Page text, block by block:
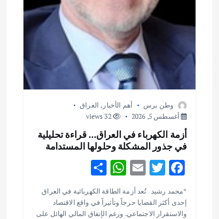
وطن برس أهم الأخبار , العراق
أغسطس 5, 2026
32 views
أزمة الكهرباء في العراق… قراءة تحليلية
في جذور المشكلة وحلولها المستدامة
F
e
b
T
w
it
te
E
m
ai
l
W
h
at
s
S
h
ar
e
*محمد رشيد تُعد أزمة الطاقة الكهربائية في العراق
إحدى أكثر القضايا حرجاً وتأثيراً في واقع الاقتصاد
والاستقرار الاجتماعي. ورغم الإنفاق المالي الهائل على
اختتام ورشة السينوغرافيا في مدينة كلباء الاماراتية
أغسطس 3, 2026